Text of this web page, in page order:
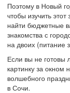
Поэтому в Новый
чтобы изучить
найти бюджетные
знакомства с
на двоих (питание
Если вы не готовы
картинку за окном
волшебного
в Сочи.